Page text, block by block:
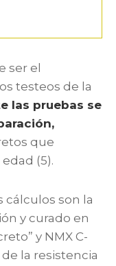
ser el
testeos de la
las pruebas se
que
(5).
cálculos son la
y curado en
y NMX C-
la resistencia